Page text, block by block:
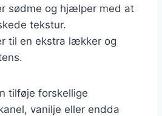
sødme og hjælper med at
tekstur.
til en ekstra lækker og
tilføje forskellige
vanilje eller endda